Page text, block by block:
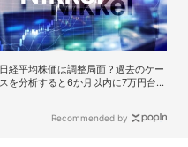
日経平均株価は調整局面？過去のケー
スを分析すると6か月以内に7万円台を
Recommended by